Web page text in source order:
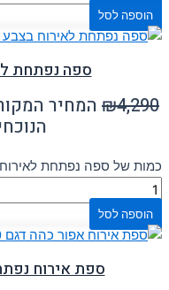
הוספה לסל
ספה נפתחת
₪4,290 המחיר המקורי
הנוכחי
כמות של ספה נפתחת
הוספה לסל
ספת אירוח